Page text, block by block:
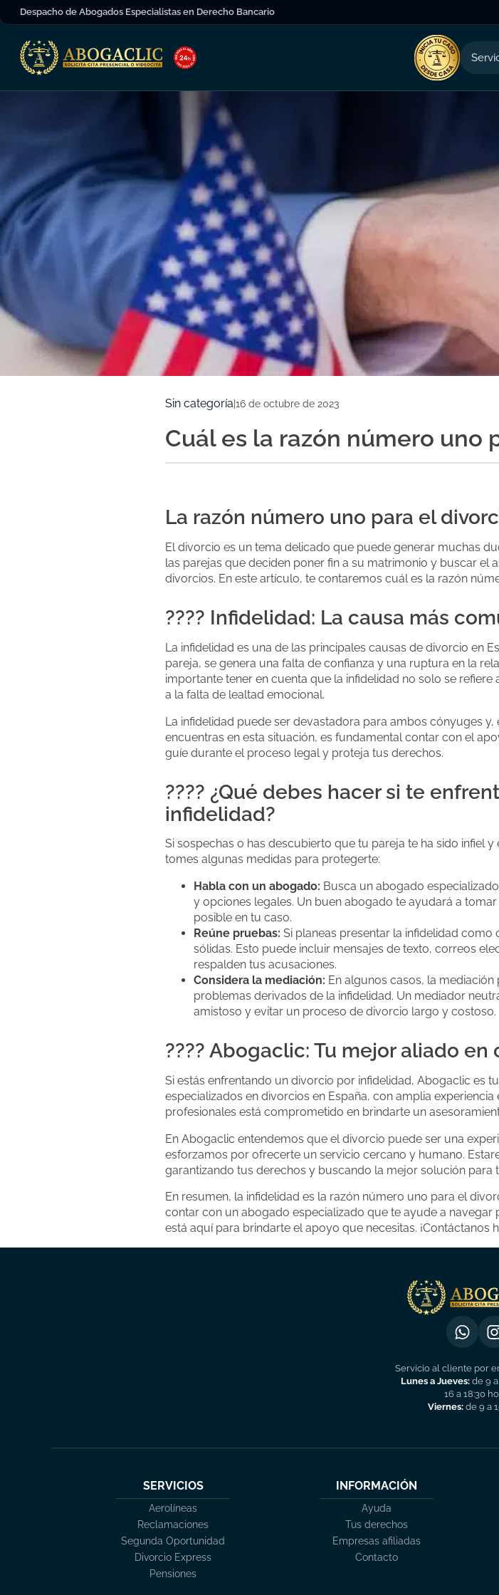
Despacho de Abogados Especialistas en Derecho Bancario
Sin categoría 16 de octubre de 2023
Cuál es la razón número uno
La razón número uno para el
El divorcio es un tema delicado que puede generar muchas
las parejas que deciden poner fin a su matrimonio y buscar el
divorcios. En este artículo, te contaremos cuál es la razón
???? Infidelidad: La causa más
La infidelidad es una de las principales causas de divorcio en
pareja, se genera una falta de confianza y una ruptura en la
importante tener en cuenta que la infidelidad no solo se
a la falta de lealtad emocional.
La infidelidad puede ser devastadora para ambos cónyuges
encuentras en esta situación, es fundamental contar con el
guíe durante el proceso legal y proteja tus derechos.
???? ¿Qué debes hacer si te
infidelidad?
Si sospechas o has descubierto que tu pareja te ha sido infiel
tomes algunas medidas para protegerte:
Habla con un abogado: Busca un abogado
y opciones legales. Un buen abogado te ayudará a
posible en tu caso.
Reúne pruebas: Si planeas presentar la infidelidad
sólidas. Esto puede incluir mensajes de texto, correos
respalden tus acusaciones.
Considera la mediación: En algunos casos, la
problemas derivados de la infidelidad. Un mediador
amistoso y evitar un proceso de divorcio largo y costoso.
???? Abogaclic: Tu mejor aliado
Si estás enfrentando un divorcio por infidelidad, Abogaclic es
especializados en divorcios en España, con amplia
profesionales está comprometido en brindarte un
En Abogaclic entendemos que el divorcio puede ser una
esforzamos por ofrecerte un servicio cercano y humano.
garantizando tus derechos y buscando la mejor solución para
En resumen, la infidelidad es la razón número uno para el
contar con un abogado especializado que te ayude a
está aquí para brindarte el apoyo que necesitas. ¡Contáctanos
Servicio al cliente por
Lunes a Jueves:de 9 a
16 a 18:30
Viernes:de 9 a
SERVICIOS
Aerolíneas
Reclamaciones
Segunda Oportunidad
Divorcio Express
Pensiones
INFORMACIÓN
Ayuda
Tus derechos
Empresas afiliadas
Contacto